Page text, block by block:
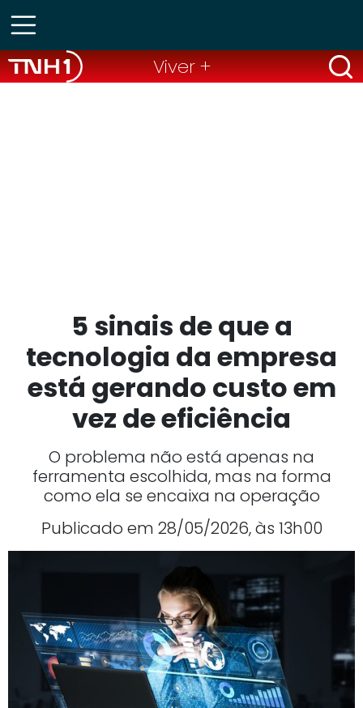
Viver +
5 sinais de que a
tecnologia da empresa
está gerando custo em
vez de eficiência
O problema não está apenas na
ferramenta escolhida, mas na forma
como ela se encaixa na operação
Publicado em 28/05/2026, às 13h00